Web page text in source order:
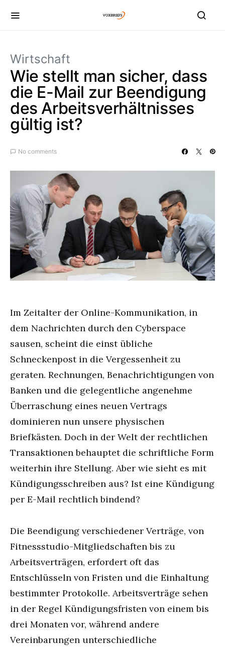
Wirtschaft
Wie stellt man sicher, dass
die E-Mail zur Beendigung
des Arbeitsverhältnisses
gültig ist?
No comments
Im Zeitalter der Online-Kommunikation, in
dem Nachrichten durch den Cyberspace
sausen, scheint die einst übliche
Schneckenpost in die Vergessenheit zu
geraten. Rechnungen, Benachrichtigungen von
Banken und die gelegentliche angenehme
Überraschung eines neuen Vertrags
dominieren nun unsere physischen
Briefkästen. Doch in der Welt der rechtlichen
Transaktionen behauptet die schriftliche Form
weiterhin ihre Stellung. Aber wie sieht es mit
Kündigungsschreiben aus? Ist eine Kündigung
per E-Mail rechtlich bindend?
Die Beendigung verschiedener Verträge, von
Fitnessstudio-Mitgliedschaften bis zu
Arbeitsverträgen, erfordert oft das
Entschlüsseln von Fristen und die Einhaltung
bestimmter Protokolle. Arbeitsverträge sehen
in der Regel Kündigungsfristen von einem bis
drei Monaten vor, während andere
Vereinbarungen unterschiedliche